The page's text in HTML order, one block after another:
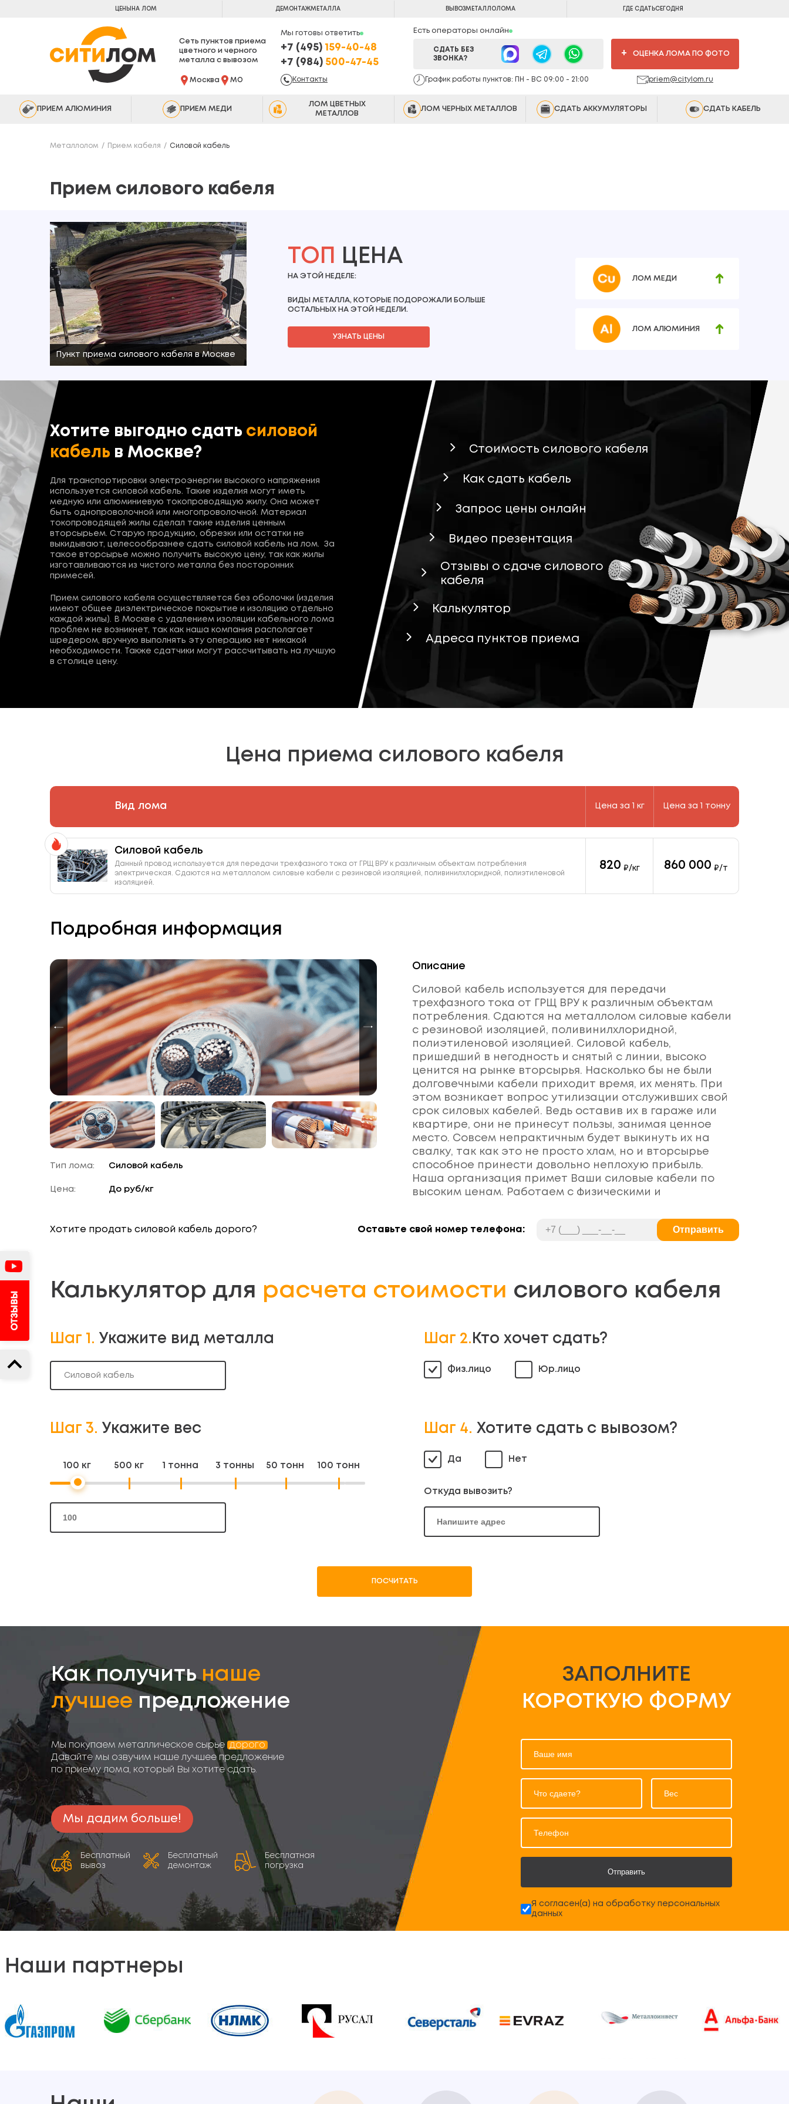
ЦЕНЫ НА ЛОМ ДЕМОНТАЖМЕТАЛЛА ВЫВОЗМЕТАЛЛОЛОМА ГДЕ СДАТЬСЕГОДНЯ
Сеть пунктов приема
цветного и черного
металла с вывозом
Москва МО
Мы готовы ответить
+7 (495) 159-40-48
+7 (984) 500-47-45
Контакты
Есть операторы онлайн
СДАТЬ БЕЗ
ЗВОНКА?
График работы пунктов: ПН - ВС 09:00 - 21:00
+ ОЦЕНКА ЛОМА ПО ФОТО
priem@citylom.ru
ПРИЕМ АЛЮМИНИЯ ПРИЕМ МЕДИ
ЛОМ ЦВЕТНЫХ
МЕТАЛЛОВ
ЛОМ ЧЕРНЫХ МЕТАЛЛОВ СДАТЬ АККУМУЛЯТОРЫ СДАТЬ КАБЕЛЬ
Металлолом Прием кабеля Силовой кабель
Прием силового кабеля
Пункт приема силового кабеля в Москве
ТОП ЦЕНА
НА ЭТОЙ НЕДЕЛЕ:
ВИДЫ МЕТАЛЛА, КОТОРЫЕ ПОДОРОЖАЛИ БОЛЬШЕ
ОСТАЛЬНЫХ НА ЭТОЙ НЕДЕЛИ.
УЗНАТЬ ЦЕНЫ
ЛОМ МЕДИ
ЛОМ АЛЮМИНИЯ
Хотите выгодно сдать силовой
кабельв Москве?
Для транспортировки электроэнергии высокого напряжения
используется силовой кабель. Такие изделия могут иметь
медную или алюминиевую токопроводящую жилу. Она может
быть однопроволочной или многопроволочной. Материал
токопроводящей жилы сделал такие изделия ценным
вторсырьем. Старую продукцию, обрезки или остатки не
выкидывают, целесообразнее сдать силовой кабель на лом. За
такое вторсырье можно получить высокую цену, так как жилы
изготавливаются из чистого металла без посторонних
примесей.
Прием силового кабеля осуществляется без оболочки (изделия
имеют общее диэлектрическое покрытие и изоляцию отдельно
каждой жилы). В Москве с удалением изоляции кабельного лома
проблем не возникнет, так как наша компания располагает
шредером, вручную выполнять эту операцию нет никакой
необходимости. Также сдатчики могут рассчитывать на лучшую
в столице цену.
Стоимость силового кабеля
Как сдать кабель
Запрос цены онлайн
Видео презентация
Отзывы о сдаче силового
кабеля
Калькулятор
Адреса пунктов приема
Цена приема силового кабеля
Вид лома Цена за 1 кг Цена за 1 тонну
Силовой кабель
Данный провод используется для передачи трехфазного тока от ГРЩ ВРУ к различным объектам потребления
электрическая. Сдаются на металлолом силовые кабели с резиновой изоляцией, поливинилхлоридной, полиэтиленовой
изоляцией.
820 ₽/кг 860 000 ₽/т
Подробная информация
Тип лома: Силовой кабель
Цена: До руб/кг
Описание
Силовой кабель используется для передачи
трехфазного тока от ГРЩ ВРУ к различным объектам
потребления. Сдаются на металлолом силовые кабели
с резиновой изоляцией, поливинилхлоридной,
полиэтиленовой изоляцией. Силовой кабель,
пришедший в негодность и снятый с линии, высоко
ценится на рынке вторсырья. Насколько бы не были
долговечными кабели приходит время, их менять. При
этом возникает вопрос утилизации отслуживших свой
срок силовых кабелей. Ведь оставив их в гараже или
квартире, они не принесут пользы, занимая ценное
место. Совсем непрактичным будет выкинуть их на
свалку, так как это не просто хлам, но и вторсырье
способное принести довольно неплохую прибыль.
Наша организация примет Ваши силовые кабели по
высоким ценам. Работаем с физическими и
Хотите продать силовой кабель дорого? Оставьте свой номер телефона: Отправить
Калькулятор для расчета стоимости силового кабеля
Шаг 1. Укажите вид металла
Силовой кабель
Шаг 2. Кто хочет сдать?
Физ.лицо Юр.лицо
Шаг 3. Укажите вес
100 кг 500 кг 1 тонна 3 тонны 50 тонн 100 тонн
Шаг 4. Хотите сдать с вывозом?
Да Нет
Откуда вывозить?
ПОСЧИТАТЬ
Как получитьнаше
лучшее предложение
Мы покупаем металлическое сырье дорого
Давайте мы озвучим наше лучшее предложение
по приему лома, который Вы хотите сдать.
Мы дадим больше!
Бесплатный
вывоз
Бесплатный
демонтаж
Бесплатная
погрузка
ЗАПОЛНИТЕ
КОРОТКУЮ ФОРМУ
Отправить
Я согласен(а) на обработку персональных
данных
Наши партнеры